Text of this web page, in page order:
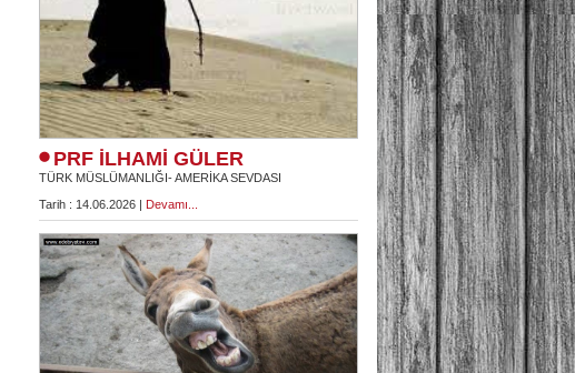
PRF İLHAMİ GÜLER
TÜRK MÜSLÜMANLIĞI- AMERİKA SEVDASI
Tarih : 14.06.2026 | Devamı...